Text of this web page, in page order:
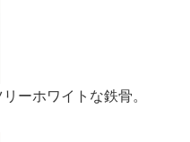
ーホワイトな鉄骨。